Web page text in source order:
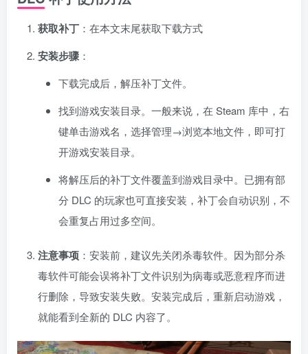
源杂烩 网络游戏
1684热度
关注
问题求助
869热度
关注
手机游戏
551热度
关注
获取补丁 ：在本文末尾获取下载方式
安装步骤 ：
下载完成后，解压补丁文件。
找到游戏安装目录。一般来说，在 Steam 库中，右
键单击游戏名，选择管理→浏览本地文件，即可打
开游戏安装目录。
将解压后的补丁文件覆盖到游戏目录中。已拥有部
分 DLC 的玩家也可直接安装，补丁会自动识别，不
会重复占用过多空间。
注意事项 ：安装前，建议先关闭杀毒软件。因为部分杀
毒软件可能会误将补丁文件识别为病毒或恶意程序而进
行删除，导致安装失败。安装完成后，重新启动游戏，
就能看到全新的 DLC 内容了。